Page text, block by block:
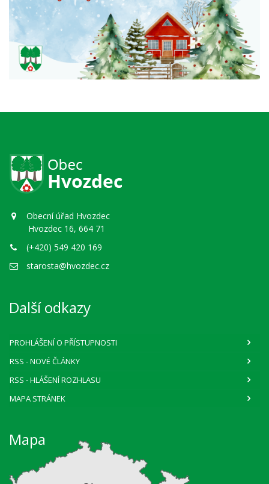
Obecní úřad Hvozdec
Hvozdec 16, 664 71
(+420) 549 420 169
starosta@hvozdec.cz
Další odkazy
PROHLÁŠENÍ O PŘÍSTUPNOSTI
RSS - NOVÉ ČLÁNKY
RSS - HLÁŠENÍ ROZHLASU
MAPA STRÁNEK
Mapa